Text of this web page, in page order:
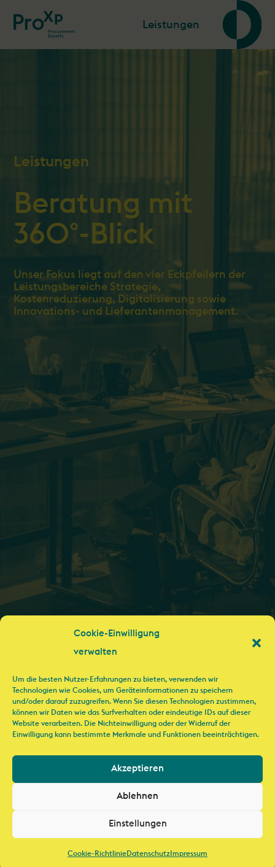
Cookie-Einwilligung
verwalten
Um die besten Nutzer-Erfahrungen zu bieten, verwenden wir
Technologien wie Cookies, um Geräteinformationen zu speichern
und/oder darauf zuzugreifen. Wenn Sie diesen Technologien zustimmen,
können wir Daten wie das Surfverhalten oder eindeutige IDs auf dieser
Website verarbeiten. Die Nichteinwilligung oder der Widerruf der
Einwilligung kann bestimmte Merkmale und Funktionen beeinträchtigen.
Akzeptieren
Ablehnen
Einstellungen
Cookie-RichtlinieDatenschutz Impressum
Leistungen
Leistungen
Beratung mit
360°-Blick
Unser Fokus liegt auf den vier Eckpfeilern der
Leistungsbereiche Strategie,
Kostenreduzierung, Digitalisierung sowie
Innovations- und Lieferantenmanagement.
Die vier Eckpfeiler